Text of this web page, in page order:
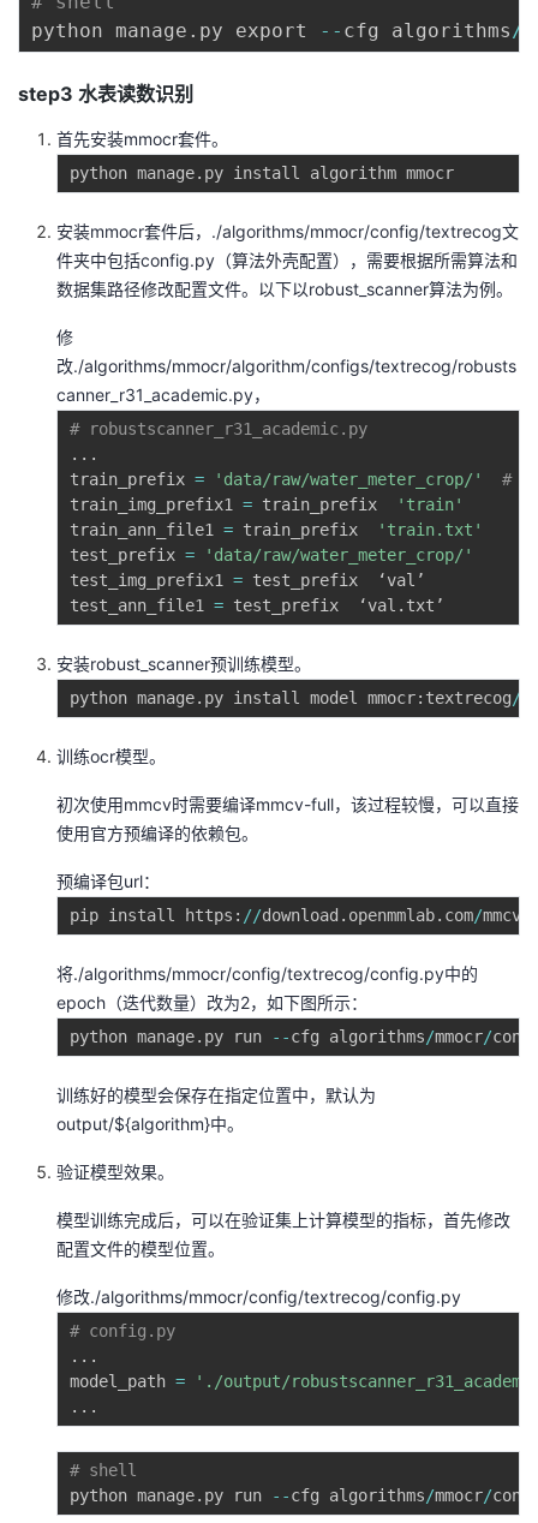
python manage . py export - - cfg algorithms/
step3 水表读数识别
首先安装mmocr套件。
python manage.
安装mmocr套件后，./algorithms/mmocr/config/textrecog文
件夹中包括config.py（算法外壳配置），需要根据所需算法和
数据集路径修改配置文件。以下以robust_scanner算法为例。
修
改./algorithms/mmocr/algorithm/configs/textrecog/robusts
canner_r31_academic.py，
# robustscanner_r31_academic.py
. . .
train_prefix = 'data/raw/water_meter_crop/'
# 修
train_img_prefix1 = train_prefix
'train'
train_ann_file1 = train_prefix
'train.txt'
test_prefix =
'data/raw/water_meter_crop/'
test_img_prefix1 = test_prefix  ‘val’
test_ann_file1 = test_prefix  ‘val .
安装robust_scanner预训练模型。
python manage. py install model mmocr: textrecog/
训练ocr模型。
初次使用mmcv时需要编译mmcv-full，该过程较慢，可以直接
使用官方预编译的依赖包。
预编译包url：
pip install https : //download . openmmlab. com/mmcv
将./algorithms/mmocr/config/textrecog/config.py中的
epoch（迭代数量）改为2，如下图所示：
python manage. py run - -cfg algorithms/mmocr/
训练好的模型会保存在指定位置中，默认为
output/${algorithm}中。
验证模型效果。
模型训练完成后，可以在验证集上计算模型的指标，首先修改
配置文件的模型位置。
修改./algorithms/mmocr/config/textrecog/config.py
# config.py
. . .
model_path =
'./output/
. . .
# shell
python manage. py run - -cfg algorithms/mmocr/